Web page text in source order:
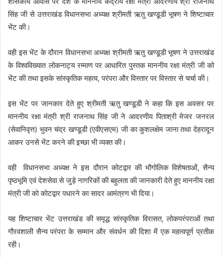
सिंह जी से उत्तराखंड विधानसभा अध्यक्ष श्रीमती ऋतु खण्डूडी भूषण ने शिष्टाचार
भेंट की।
वही इस भेंट के दौरान विधानसभा अध्यक्ष श्रीमती ऋतु खण्डूडी भूषण ने उत्तराखंड
के विश्वविख्यात लोकनाट्य रम्माण पर आधारित पुस्तक माननीय रक्षा मंत्री जी को
भेंट की तथा इसके सांस्कृतिक महत्व, परंपरा और विस्तार पर विस्तार से चर्चा की।
इस भेंट पर जानकार देते हुए श्रीमती ऋतु खण्डूडी ने कहा कि इस अवसर पर
माननीय रक्षा मंत्री श्री राजनाथ सिंह जी ने आदरणीय पिताश्री मेजर जनरल
(सेवानिवृत्त) भुवन चंद्र खण्डूडी (एवीएसएम) जी का कुशलक्षेम जाना तथा देहरादून
आकर उनसे भेंट करने की इच्छा भी व्यक्त की।
वही विधानसभा अध्यक्ष ने इस दौरान कोटद्वार की भौगोलिक विशेषताओं, सैन्य
पृष्ठभूमि एवं देशसेवा से जुड़े नागरिकों की बहुलता की जानकारी देते हुए माननीय रक्षा
मंत्री जी को कोटद्वार पधारने का सादर आमंत्रण भी दिया।
यह शिष्टाचार भेंट उत्तराखंड की समृद्ध सांस्कृतिक विरासत, लोकपरंपराओं तथा
गौरवशाली सैन्य परंपरा के सम्मान और संवर्धन की दिशा में एक महत्वपूर्ण प्रतीक
रही।